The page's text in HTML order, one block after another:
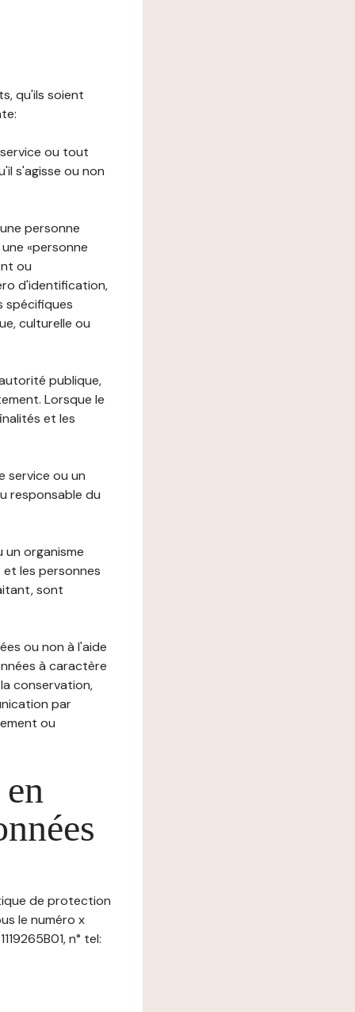
qu'ils soient
ou tout
s'agisse ou non
personne
«personne
ou
d'identification,
spécifiques
culturelle ou
publique,
Lorsque le
et les
service ou un
responsable du
un organisme
les personnes
sont
ou non à l'aide
à caractère
conservation,
par
ou
de protection
le numéro x
n° tel: